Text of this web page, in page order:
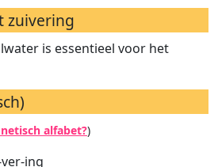
zuivering
is essentieel voor het
alfabet?)
ing